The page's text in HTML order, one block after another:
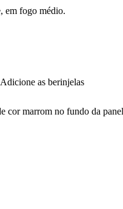
em fogo médio.
Adicione as berinjelas
marrom no fundo da